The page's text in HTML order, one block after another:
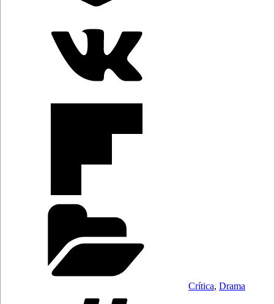
Crítica, Drama